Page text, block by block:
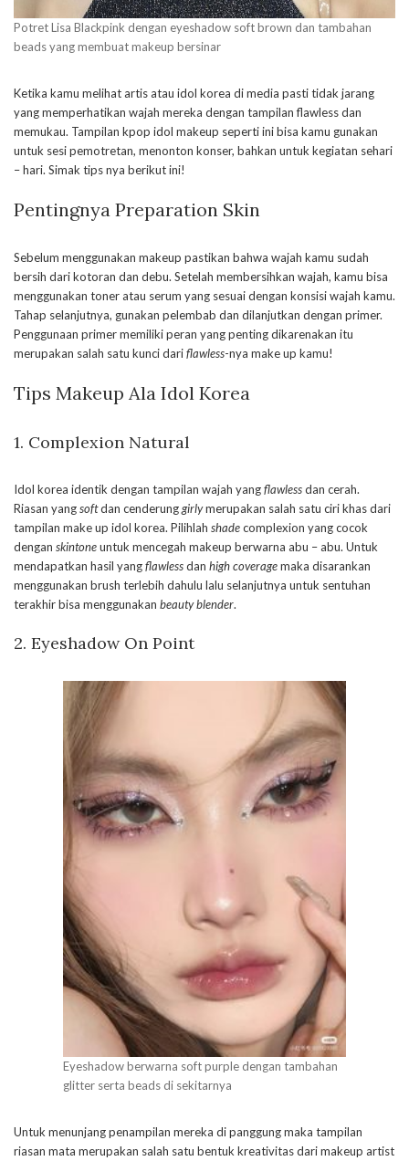
Potret Lisa Blackpink dengan eyeshadow soft brown dan tambahan
beads yang membuat makeup bersinar
Ketika kamu melihat artis atau idol korea di media pasti tidak jarang
yang memperhatikan wajah mereka dengan tampilan flawless dan
memukau. Tampilan kpop idol makeup seperti ini bisa kamu gunakan
untuk sesi pemotretan, menonton konser, bahkan untuk kegiatan sehari
– hari. Simak tips nya berikut ini!
Pentingnya Preparation Skin
Sebelum menggunakan makeup pastikan bahwa wajah kamu sudah
bersih dari kotoran dan debu. Setelah membersihkan wajah, kamu bisa
menggunakan toner atau serum yang sesuai dengan konsisi wajah kamu.
Tahap selanjutnya, gunakan pelembab dan dilanjutkan dengan primer.
Penggunaan primer memiliki peran yang penting dikarenakan itu
merupakan salah satu kunci dariflawless-nya make up kamu!
Tips Makeup Ala Idol Korea
1. Complexion Natural
Idol korea identik dengan tampilan wajah yangflawlessdan cerah.
Riasan yangsoftdan cenderunggirlymerupakan salah satu ciri khas dari
tampilan make up idol korea. Pilihlah shadecomplexion yang cocok
dengan skintoneuntuk mencegah makeup berwarna abu – abu. Untuk
mendapatkan hasil yangflawlessdan high coveragemaka disarankan
menggunakan brush terlebih dahulu lalu selanjutnya untuk sentuhan
terakhir bisa menggunakan beauty blender.
2. Eyeshadow On Point
Eyeshadow berwarna soft purple dengan tambahan
glitter serta beads di sekitarnya
Untuk menunjang penampilan mereka di panggung maka tampilan
riasan mata merupakan salah satu bentuk kreativitas dari makeup artist